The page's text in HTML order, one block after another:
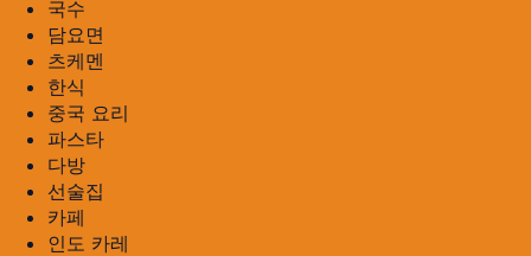
국수
담요면
츠케멘
한식
중국 요리
파스타
다방
선술집
카페
인도 카레